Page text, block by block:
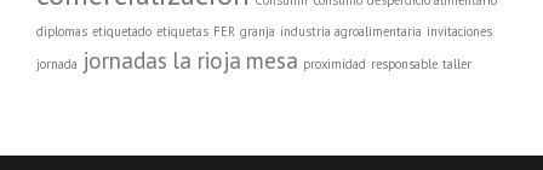
diplomas etiquetado etiquetas FER granja industria agroalimentaria invitaciones
jornada jornadas la rioja mesa proximidad responsable taller